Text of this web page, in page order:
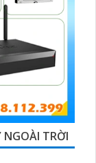
NGOÀI TRỜI